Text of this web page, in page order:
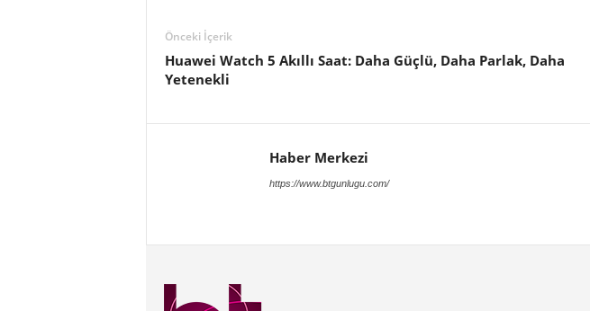
Önceki İçerik
Huawei Watch 5 Akıllı Saat: Daha Güçlü, Daha Parlak, Daha
Yetenekli
Haber Merkezi
https://www.btgunlugu.com/